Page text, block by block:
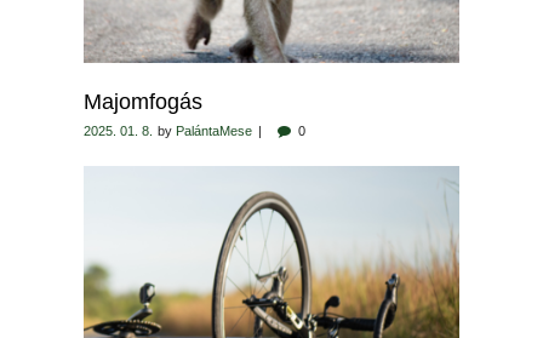
Majomfogás
2025. 01. 8. by PalántaMese 0